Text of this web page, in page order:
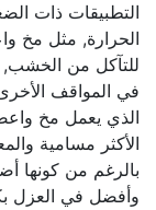
التطبيقات ذات
الحرارة, مثل مخ
للتآكل من الخشب,
في المواقف الأخرى
الذي يعمل مخ
الأكثر مسامية
بالرغم من كونها
وأفضل في العزل